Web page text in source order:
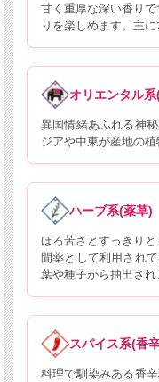
甘く重厚な深い香り
りを楽しめます。主
オリエンタル
異国情緒あふれる神
ジアや中東が産地の植
ハーブ系(薬草)
ほろ苦さとすっきり
間薬として利用され
葉や種子から抽出され
スパイス系(香
料理で馴染みある香